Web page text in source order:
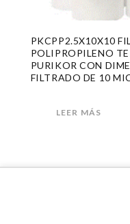
PKCPP2.5X10X10
POLIPROPILENO
PURIKOR CON
FILTRADO DE 10
LEER MÁS